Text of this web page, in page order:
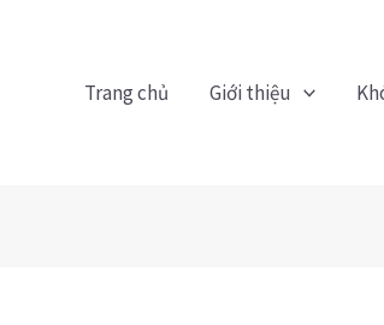
Trang chủ Giới thiệu